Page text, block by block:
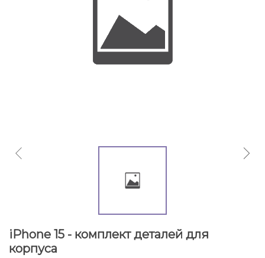
iPhone 15 - комплект деталей для
корпуса